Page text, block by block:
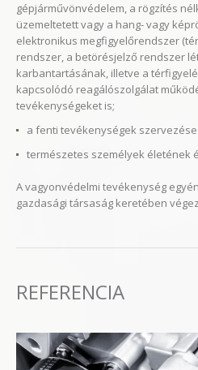
gépjárművönvédelem, a rögzítés
üzemeltetett vagy a hang- vagy
elektronikus megfigyelőrendszer
rendszer, a betörésjelző rendszer
karbantartásának, illetve a
kapcsolódó reagálószolgálat
tevékenységeket is;
a fenti tevékenységek
természetes személyek életének
A vagyonvédelmi tevékenység
gazdasági társaság keretében
REFERENCIA